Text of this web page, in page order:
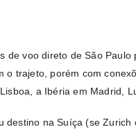
de voo direto de São Paulo
o trajeto, porém com
a Ibéria em Madrid,
destino na Suíça (se